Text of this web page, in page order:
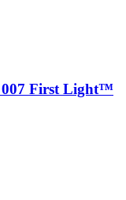
007 First Light™